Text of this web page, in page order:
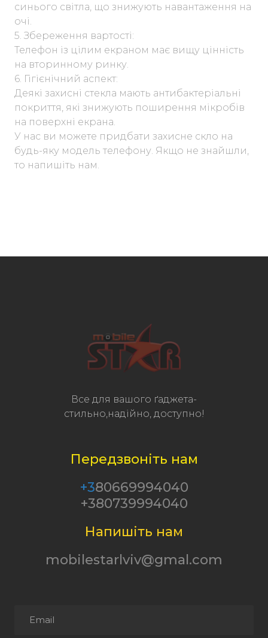
синього світла, що знижують навантаження на
очі.
5. Збереження вартості:
Телефон із цілим екраном має вищу цінність
на вторинному ринку.
6. Гігієнічний аспект:
Деякі захисні стекла мають антибактеріальні
покриття, які знижують поширення мікробів
на поверхні екрана.
У нас ви можете придбати захисне скло на
будь-яку модель телефону. Якщо не знайшли,
то напишіть нам.
Все для вашого ґаджета-
стильно,надійно, доступно!
Передзвоніть нам
+380669994040
+380739994040
Напишіть нам
mobilestarlviv@gmal.com